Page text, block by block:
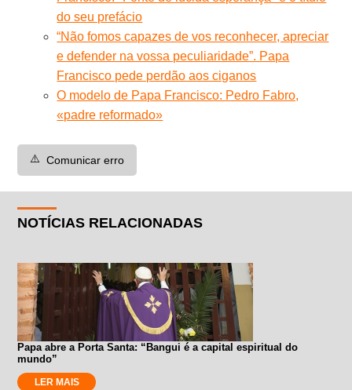
do seu prefácio
“Não fomos capazes de vos reconhecer, apreciar
e defender na vossa peculiaridade”. Papa
Francisco pede perdão aos ciganos
O modelo de Papa Francisco: Pedro Fabro,
«padre reformado»
⚠️ Comunicar erro
NOTÍCIAS RELACIONADAS
Papa abre a Porta Santa: “Bangui é a capital espiritual do
mundo”
LER MAIS